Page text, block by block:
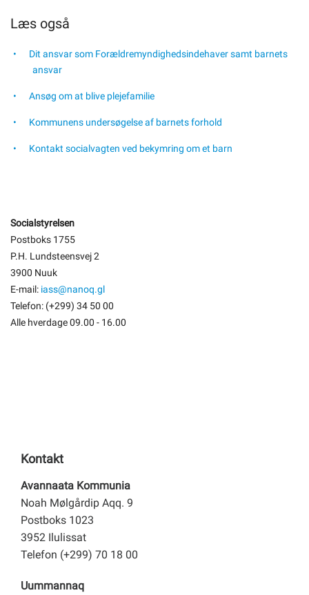
Læs også
Dit ansvar som Forældremyndighedsindehaver samt barnets
ansvar
Ansøg om at blive plejefamilie
Kommunens undersøgelse af barnets forhold
Kontakt socialvagten ved bekymring om et barn
Socialstyrelsen
Postboks 1755
P.H. Lundsteensvej 2
3900 Nuuk
E-mail: iass@nanoq.gl
Telefon: (+299) 34 50 00
Alle hverdage 09.00 - 16.00
Kontakt
Avannaata Kommunia
Noah Mølgårdip Aqq. 9
Postboks 1023
3952 Ilulissat
Telefon (+299) 70 18 00
Uummannaq